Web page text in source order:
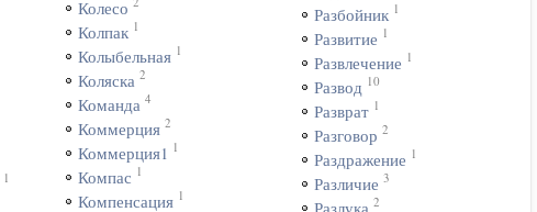
1
Колесо
Колпак 1
Колыбельная 1
Коляска 2
Команда 4
Коммерция 2
Коммерция1 1
Компас 1
Компенсация 1
Разбойник 1
Развитие 1
Развлечение 1
Развод 10
Разврат 1
Разговор 2
Раздражение 1
Различие 3
2